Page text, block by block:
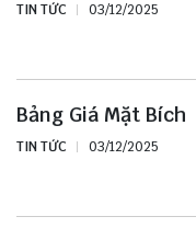
TIN TỨC 03/12/2025
Bảng Giá Mặt Bích
TIN TỨC 03/12/2025